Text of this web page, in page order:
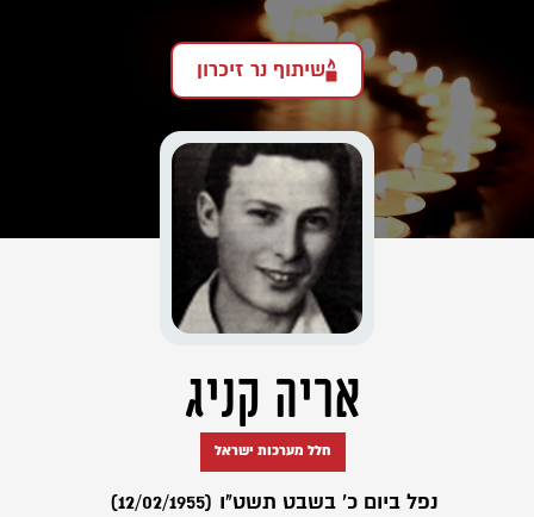
שיתוף נר זיכרון
אריה קניג
חלל מערכות ישראל
נפל ביום כ' בשבט תשט"ו (12/02/1955)